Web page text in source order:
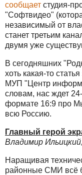
сообщает студия-
"Софтвидео"
независимый от
станет третьим
двумя уже
В сегодняшних
хоть какая-то
МУП "Центр
словам, нас ждет
формате 16:9 про
всю Россию.
Главный герой
Владимир
Наращивая
районные СМИ всё